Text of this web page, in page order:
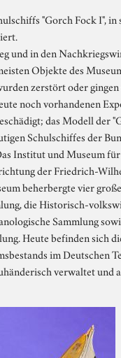
"Gorch Fock I",
und in den
Objekte des
zerstört oder
noch vorhandenen
das Modell der
Schulschiffes der
Institut und Museum
der Friedrich-
beherbergte vier
die Historisch-
Sammlung
Heute befinden sich
im Deutschen
verwaltet und